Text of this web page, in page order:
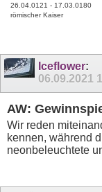
26.04.0121 - 17.03.0180
römischer Kaiser
Iceflower:
06.09.2021
AW:
Wir reden
kennen, während
neonbeleuchtete